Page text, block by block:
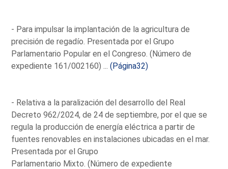
- Para impulsar la implantación de la agricultura de
precisión de regadío. Presentada por el Grupo
Parlamentario Popular en el Congreso. (Número de
expediente 161/002160) ...(Página32)
- Relativa a la paralización del desarrollo del Real
Decreto 962/2024, de 24 de septiembre, por el que se
regula la producción de energía eléctrica a partir de
fuentes renovables en instalaciones ubicadas en el mar.
Presentada por el Grupo
Parlamentario Mixto. (Número de expediente